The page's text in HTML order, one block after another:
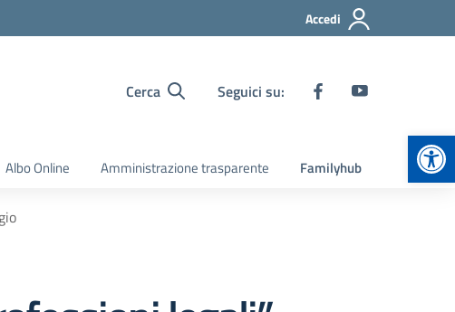
Accedi
Cerca Seguici su:
Albo Online Amministrazione trasparente Familyhub